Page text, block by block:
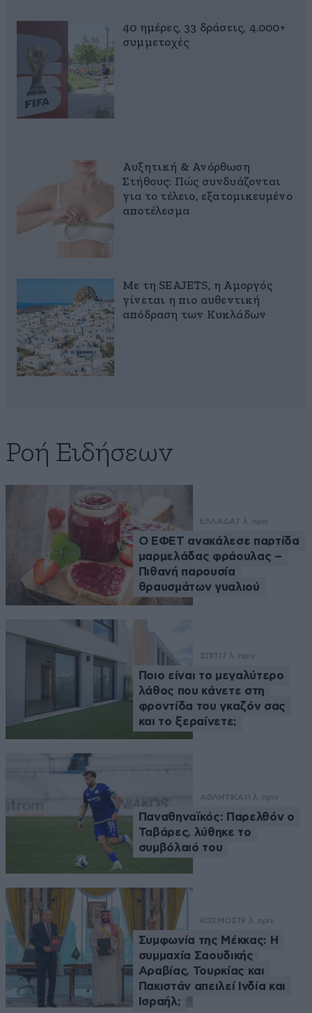
40 ημέρες, 33 δράσεις, 4.000+
συμμετοχές
Αυξητική & Ανόρθωση
Στήθους: Πώς συνδυάζονται
για το τέλειο, εξατομικευμένο
αποτέλεσμα
Με τη SEAJETS, η Αμοργός
γίνεται η πιο αυθεντική
απόδραση των Κυκλάδων
Ροή Ειδήσεων
ΕΛΛΑΔΑ7 λ. πριν
Ο ΕΦΕΤ ανακάλεσε παρτίδα
μαρμελάδας φράουλας –
Πιθανή παρουσία
θραυσμάτων γυαλιού
ΣΠΙΤΙ7 λ. πριν
Ποιο είναι το μεγαλύτερο
λάθος που κάνετε στη
φροντίδα του γκαζόν σας
και το ξεραίνετε;
ΑΘΛΗΤΙΚΑ 11 λ. πριν
Παναθηναϊκός: Παρελθόν ο
Ταβάρες, λύθηκε το
συμβόλαιό του
ΚΟΣΜΟΣ 19 λ. πριν
Συμφωνία της Μέκκας: Η
συμμαχία Σαουδικής
Αραβίας, Τουρκίας και
Πακιστάν απειλεί Ινδία και
Ισραήλ;